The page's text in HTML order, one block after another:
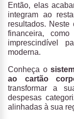
Então, elas
integram ao
resultados. Neste
financeira,
imprescindível
moderna.
Conheça o
ao cartão
transformar a
despesas
alinhadas à sua